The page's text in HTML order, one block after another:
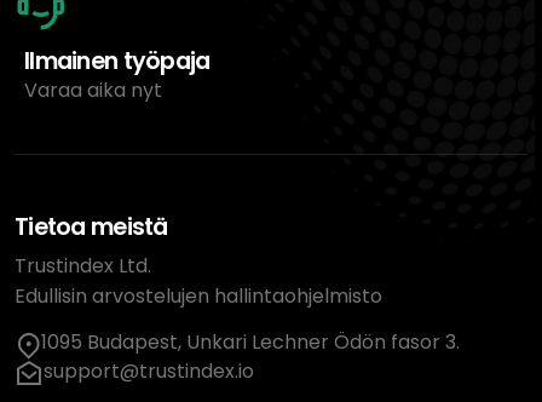
Ilmainen työpaja
Varaa aika nyt
Tietoa meistä
Trustindex Ltd.
Edullisin arvostelujen hallintaohjelmisto
1095 Budapest, Unkari Lechner Ödön fasor 3.
support@trustindex.io